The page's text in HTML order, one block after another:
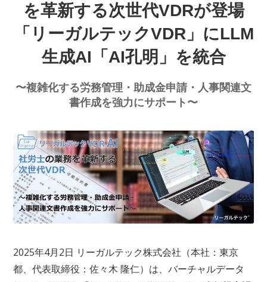
を革新する次世代VDRが登場
「リーガルテックVDR」にLLM
生成AI「AI孔明」を統合
〜複雑化する労務管理・助成金申請・人事関連文
書作成を強力にサポート〜
2025年4月2日 リーガルテック株式会社（本社：東京
都、代表取締役：佐々木 隆仁）は、バーチャルデータ